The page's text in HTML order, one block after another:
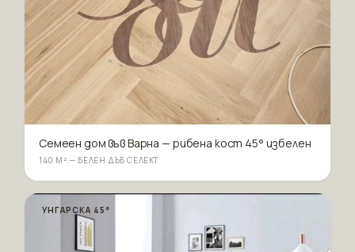
Семеен дом във Варна — рибена кост 45° избелен
140 М² — БЕЛЕН ДЪБ СЕЛЕКТ
УНГАРСКА 45°